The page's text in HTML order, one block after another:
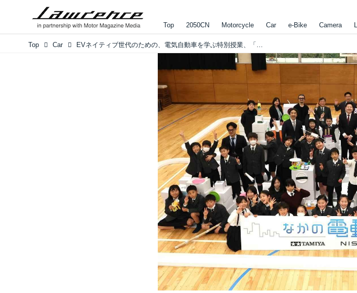
Top 2050CN Motorcycle Car e-Bike Camera
Top Car EVネイティブ世代のための、電気自動車を学ぶ特別授業、「なかの電動化スクール」が開催されました